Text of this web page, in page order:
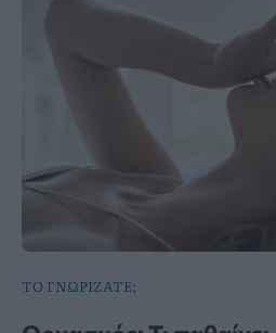
ΤΟ ΓΝΩΡΙΖΑΤΕ;